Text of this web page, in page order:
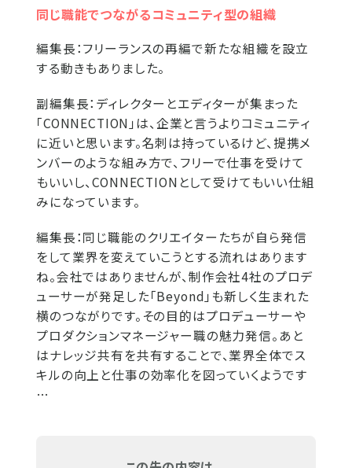
同じ職能でつながるコミュニティ型の組織
編集長：フリーランスの再編で新たな組織を設立
する動きもありました。
副編集長： ディレクターとエディターが集まった
「CONNECTION」は、企業と言うよりコミュニティ
に近いと思います。名刺は持っているけど、提携メ
ンバーのような組み方で、フリーで仕事を受けて
もいいし、CONNECTIONとして受けてもいい仕組
みになっています。
編集長：同じ職能のクリエイターたちが自ら発信
をして業界を変えていこうとする流れはあります
ね。会社ではありませんが、制作会社4社のプロデ
ューサーが発足した「Beyond」も新しく生まれた
横のつながりです。その目的はプロデューサーや
プロダクションマネージャー職の魅力発信。あと
はナレッジ共有を共有することで、業界全体でス
キルの向上と仕事の効率化を図っていくようです
…